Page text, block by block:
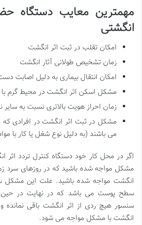
مهمترین معایب دستگاه
انگشتی
امکان تقلب در ثبت اثر انگشت
زمان تشخیص طولانی آثار انگشت
امکان انتقال بیماری به دلیل اصابت
مشکل اسکن اثر انگشت در محیط گرم
زمان احراز هویت بالاتری نسبت به سایر
مشکل در ثبت اثر انگشت در افرادی
می باشند (به دلیل نوع شغل یا کار با
اگر در محل کار خود دستگاه کنترل تردد اثر
مشکل مواجه شده باشید که در روزهای سرد
انگشت مواجه شده باشید. علت این مشکل
سطح پوست می باشد که در نهایت در
سنسور هیچ ردی از اثر انگشت باقی
انگشت با مشکل مواجه می شود.